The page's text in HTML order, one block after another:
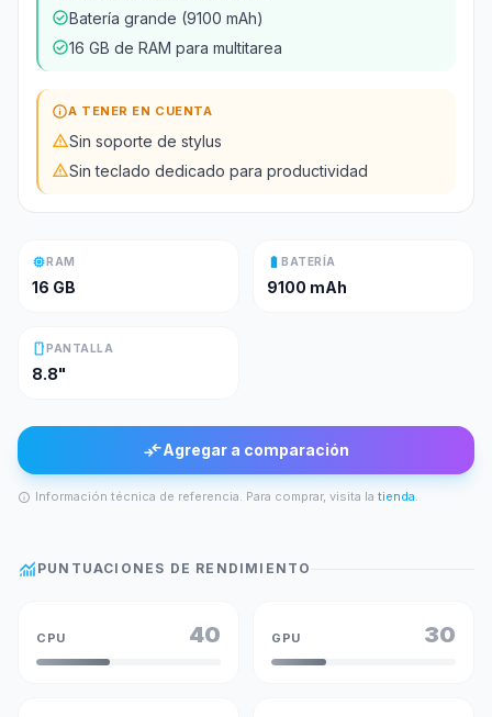
check_circleBatería grande (9100 mAh)
check_circle16 GB de RAM para multitarea
infoA TENER EN CUENTA
warningSin soporte de stylus
warningSin teclado dedicado para productividad
memoryRAM
16 GB
battery_full BATERÍA
9100 mAh
smartphonePANTALLA
8.8"
compare_arrowsAgregar a comparación
info Información técnica de referencia. Para comprar, visita la tienda.
monitoring PUNTUACIONES DE RENDIMIENTO
CPU 40 GPU 30